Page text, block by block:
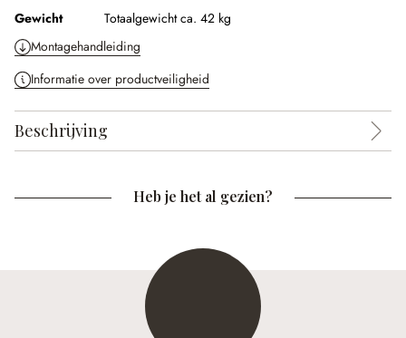
Gewicht
Totaalgewicht ca. 42 kg
Montagehandleiding
Informatie over productveiligheid
Beschrijving
Heb je het al gezien?